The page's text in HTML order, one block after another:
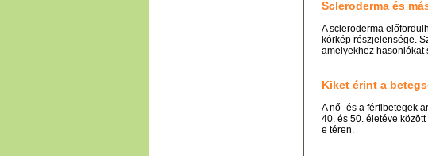
Scleroderma és
A scleroderma
kórkép részjelensége.
amelyekhez hasonlókat
Kiket érint a
A nő- és a férfibetegek
40. és 50. életéve
e téren.